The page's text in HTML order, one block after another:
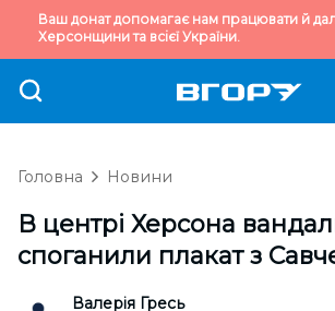
Ваш донат допомагає нам працювати й
Херсонщини та всієї України.
Головна Новини
В центрі Херсона
споганили плакат з
Валерія Гресь